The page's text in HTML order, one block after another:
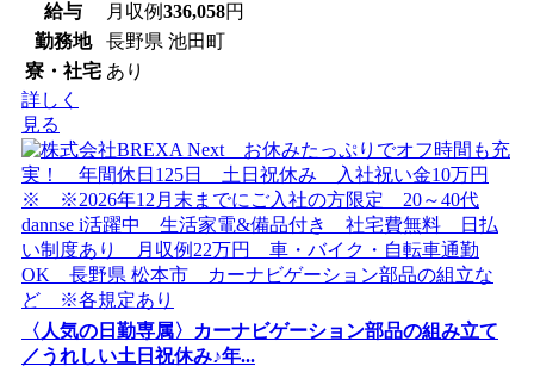
給与
月収例336,058円
勤務地
長野県 池田町
寮・社宅 あり
詳しく
見る
〈人気の日勤専属〉カーナビゲーション部品の組み立て
／うれしい土日祝休み♪年...